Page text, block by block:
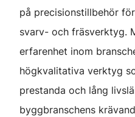
på precisionstillbehör
svarv- och fräsverktyg.
erfarenhet inom
högkvalitativa verktyg
prestanda och lång
byggbranschens